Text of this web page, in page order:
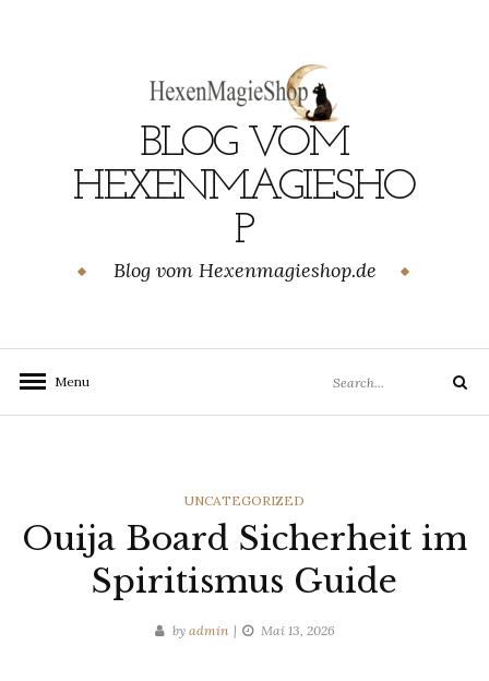
BLOG VOM
HEXENMAGIESHO
P
Blog vom Hexenmagieshop.de
Menu
for:
Search
CATEGORIES
UNCATEGORIZED
Ouija Board Sicherheit im
Spiritismus Guide
by admin Mai 13, 2026